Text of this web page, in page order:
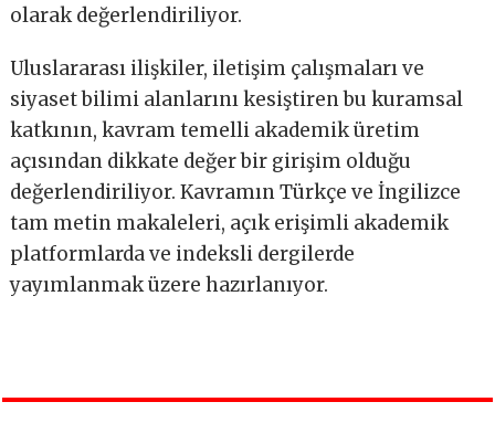
olarak değerlendiriliyor.
Uluslararası ilişkiler, iletişim çalışmaları ve
siyaset bilimi alanlarını kesiştiren bu kuramsal
katkının, kavram temelli akademik üretim
açısından dikkate değer bir girişim olduğu
değerlendiriliyor. Kavramın Türkçe ve İngilizce
tam metin makaleleri, açık erişimli akademik
platformlarda ve indeksli dergilerde
yayımlanmak üzere hazırlanıyor.